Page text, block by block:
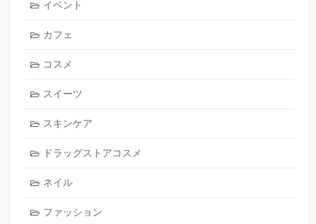
イベント
カフェ
コスメ
スイーツ
スキンケア
ドラッグストアコスメ
ネイル
ファッション